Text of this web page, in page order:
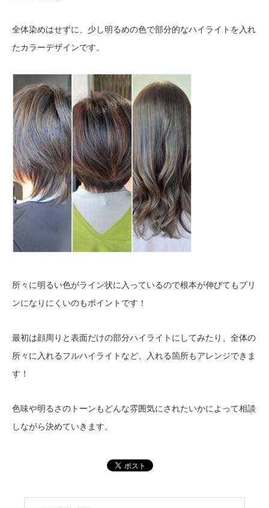
全体染めはせずに、少し明るめの色で部分的なハイライトを入れ
たカラーデザインです。
所々に明るい色がライン状に入っているので根本が伸びてもプリ
ンになりにくいのもポイントです！
最初は顔周りと表面だけの部分ハイライトにしてみたり、全体の
所々に入れるフルハイライトなど、入れる箇所もアレンジできま
す！
色味や明るさのトーンもどんな雰囲気にされたいかによって相談
しながら決めていきます。